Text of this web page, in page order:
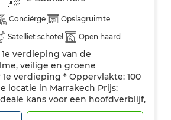
Conciërge
Opslagruimte
Satelliet schotel
Open haard
glas
Verstevigde deur
Magnetron
verdieping van de
veilige en groene
verdieping * Oppervlakte: 100
locatie in Marrakech Prijs:
kans voor een hoofdverblijf,